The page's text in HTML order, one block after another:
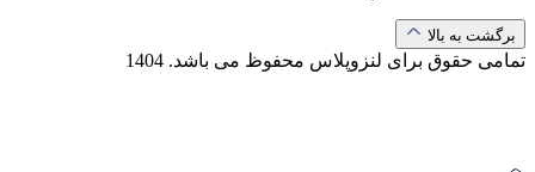
برگشت به بالا
تمامی حقوق برای لنزوپلاس محفوظ می باشد. 1404